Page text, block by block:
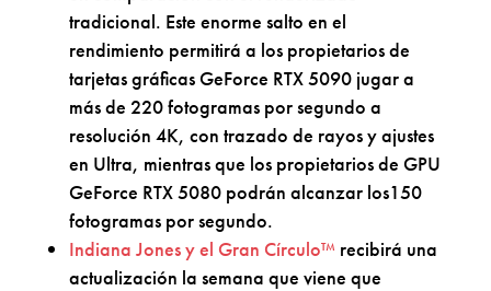
tradicional. Este enorme salto en el
rendimiento permitirá a los propietarios de
tarjetas gráficas GeForce RTX 5090 jugar a
más de 220 fotogramas por segundo a
resolución 4K, con trazado de rayos y ajustes
en Ultra, mientras que los propietarios de GPU
GeForce RTX 5080 podrán alcanzar los150
fotogramas por segundo.
Indiana Jones y el Gran Círculo™ recibirá una
actualización la semana que viene que